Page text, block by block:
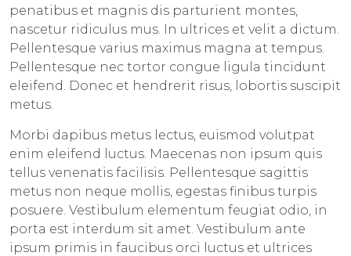
penatibus et magnis dis parturient montes,
nascetur ridiculus mus. In ultrices et velit a dictum.
Pellentesque varius maximus magna at tempus.
Pellentesque nec tortor congue ligula tincidunt
eleifend. Donec et hendrerit risus, lobortis suscipit
metus.
Morbi dapibus metus lectus, euismod volutpat
enim eleifend luctus. Maecenas non ipsum quis
tellus venenatis facilisis. Pellentesque sagittis
metus non neque mollis, egestas finibus turpis
posuere. Vestibulum elementum feugiat odio, in
porta est interdum sit amet. Vestibulum ante
ipsum primis in faucibus orci luctus et ultrices